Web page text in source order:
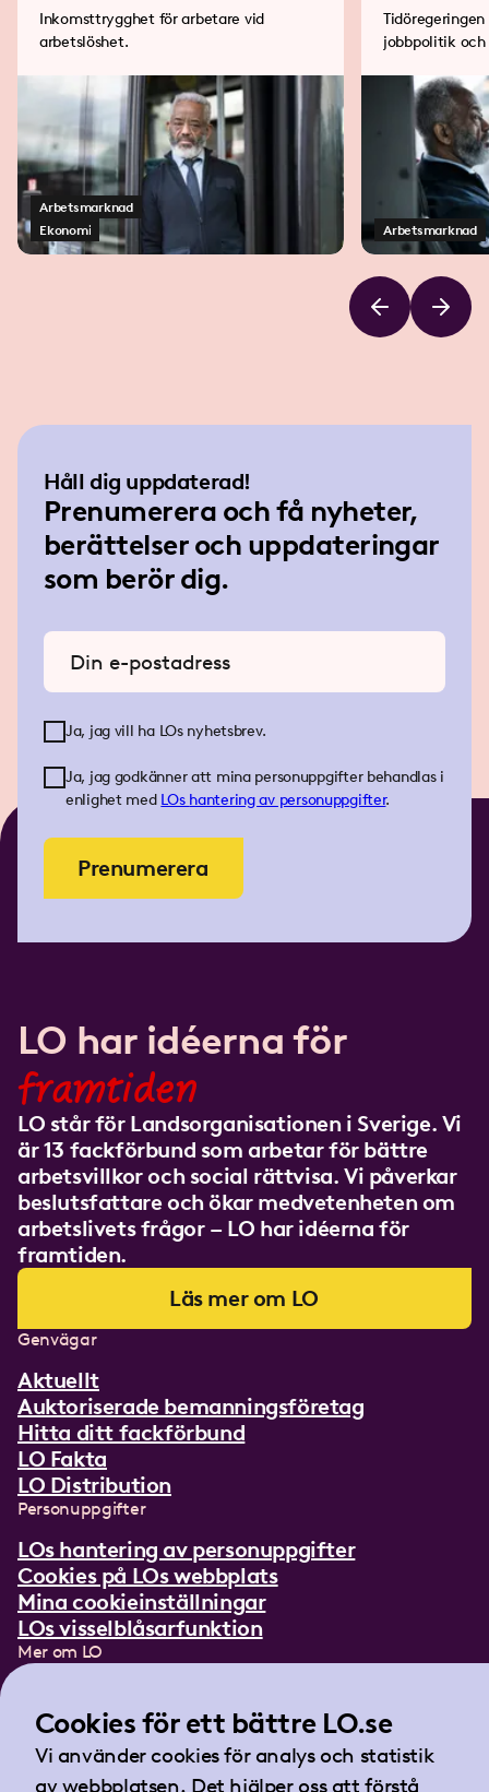
Inkomsttrygghet för arbetare vid
arbetslöshet.
Arbetsmarknad
Ekonomi
jobbpolitik
Arbetsmarknad
Håll dig uppdaterad!
Prenumerera och få nyheter,
berättelser och uppdateringar
som berör dig.
Ange din e-postadress
Ja, jag vill ha LOs nyhetsbrev.
Ja, jag godkänner att mina personuppgifter behandlas i
enlighet med LOs hantering av personuppgifter.
Prenumerera
LO har idéerna för
framtiden
LO står för Landsorganisationen i Sverige. Vi
är 13 fackförbund som arbetar för bättre
arbetsvillkor och social rättvisa. Vi påverkar
beslutsfattare och ökar medvetenheten om
arbetslivets frågor – LO har idéerna för
framtiden.
Läs mer om LO
Genvägar
Aktuellt
Auktoriserade bemanningsföretag
Hitta ditt fackförbund
LO Fakta
LO Distribution
Personuppgifter
LOs hantering av personuppgifter
Cookies på LOs webbplats
Mina cookieinställningar
LOs visselblåsarfunktion
Mer om LO
Lättläst om LO
Teckenspråksfilm
Tidningen Arbetet
Cookies för ett bättre LO.se
Vi använder cookies för analys och statistik
av webbplatsen. Det hjälper oss att förstå